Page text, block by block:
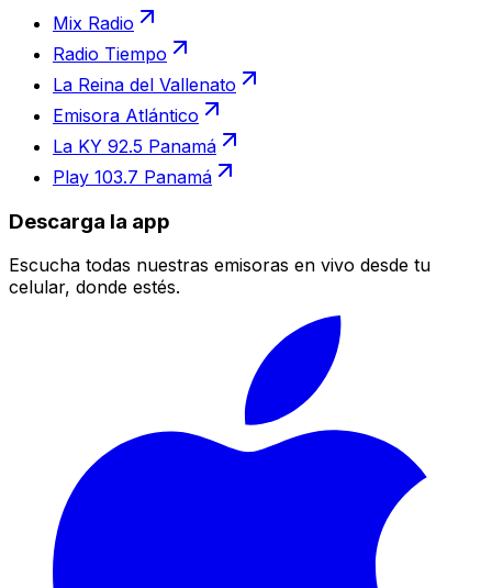
Mix Radio
Radio Tiempo
La Reina del Vallenato
Emisora Atlántico
La KY 92.5 Panamá
Play 103.7 Panamá
Descarga la app
Escucha todas nuestras emisoras en vivo desde tu
celular, donde estés.